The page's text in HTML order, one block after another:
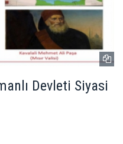
Devleti Siyasi